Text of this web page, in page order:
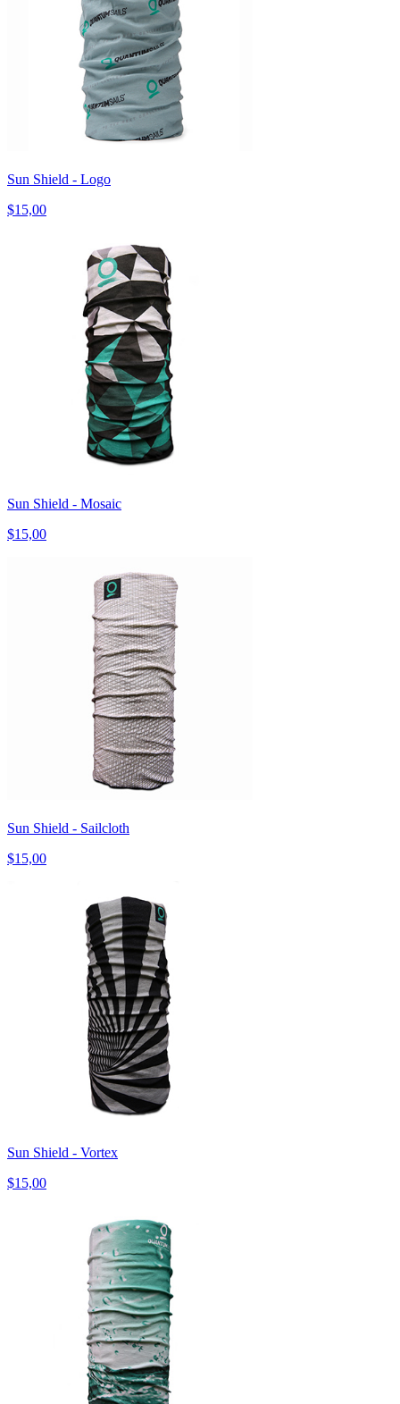
Sun Shield - Logo
$15,00
Sun Shield - Mosaic
$15,00
Sun Shield - Sailcloth
$15,00
Sun Shield - Vortex
$15,00